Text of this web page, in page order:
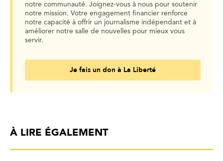
notre communauté. Joignez-vous à nous pour soutenir
notre mission. Votre engagement financier renforce
notre capacité à offrir un journalisme indépendant et à
améliorer notre salle de nouvelles pour mieux vous
servir.
Je fais un don à La Liberté
À LIRE ÉGALEMENT